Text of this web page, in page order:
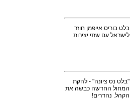
בלט בוריס אייפמן חוזר
לישראל עם שתי יצירות
"בלט נס ציונה" - להקת
המחול החדשה כבשה את
הקהל. נהדרים!